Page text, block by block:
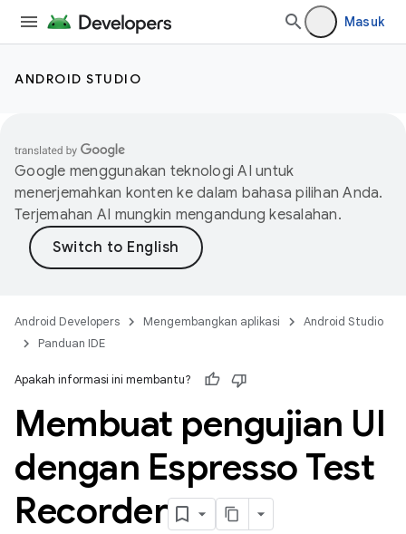
Masuk
ANDROID STUDIO
Google menggunakan teknologi AI untuk
menerjemahkan konten ke dalam bahasa pilihan Anda.
Terjemahan AI mungkin mengandung kesalahan.
Android Developers Mengembangkan aplikasi
Android Studio
Panduan IDE
Apakah informasi ini membantu?
Membuat pengujian UI
dengan Espresso Test
Recorder